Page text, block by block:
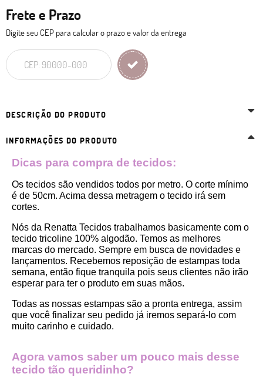
Frete e Prazo
Digite seu CEP para calcular o prazo e valor da entrega
DESCRIÇÃO DO PRODUTO
INFORMAÇÕES DO PRODUTO
Dicas para compra de tecidos:
Os tecidos são vendidos todos por metro. O corte mínimo
é de 50cm. Acima dessa metragem o tecido irá sem
cortes.
Nós da Renatta Tecidos trabalhamos basicamente com o
tecido tricoline 100% algodão. Temos as melhores
marcas do mercado. Sempre em busca de novidades e
lançamentos. Recebemos reposição de estampas toda
semana, então fique tranquila pois seus clientes não irão
esperar para ter o produto em suas mãos.
Todas as nossas estampas são a pronta entrega, assim
que você finalizar seu pedido já iremos separá-lo com
muito carinho e cuidado.
Agora vamos saber um pouco mais desse
tecido tão queridinho?